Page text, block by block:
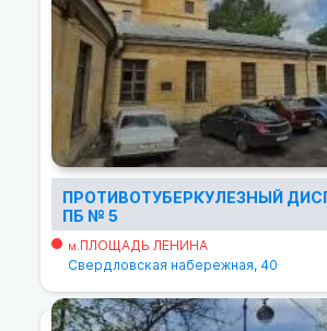
ПРОТИВОТУБЕРКУЛЕЗНЫЙ
ПБ № 5
м.ПЛОЩАДЬ ЛЕНИНА
Свердловская набережная, 40